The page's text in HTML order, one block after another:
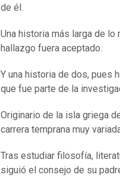
de él.
Una historia más larga de
hallazgo fuera aceptado.
Y una historia de dos, pues
que fue parte de la
Originario de la isla griega
carrera temprana muy
Tras estudiar filosofía,
siguió el consejo de su